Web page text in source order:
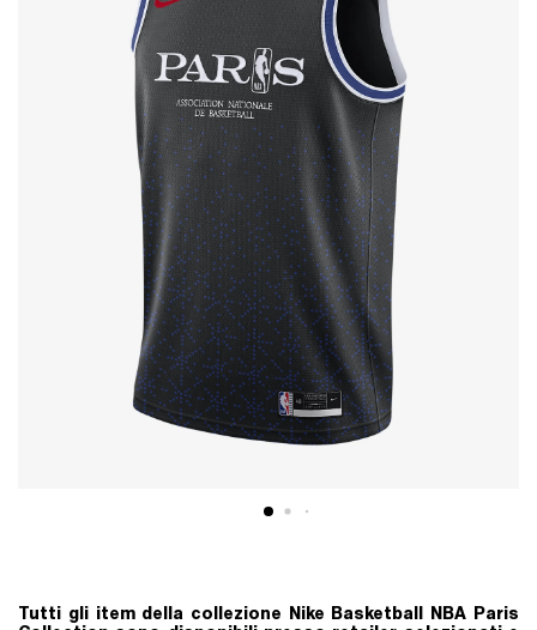
Tutti gli item della collezione
Nike Basketball NBA Paris